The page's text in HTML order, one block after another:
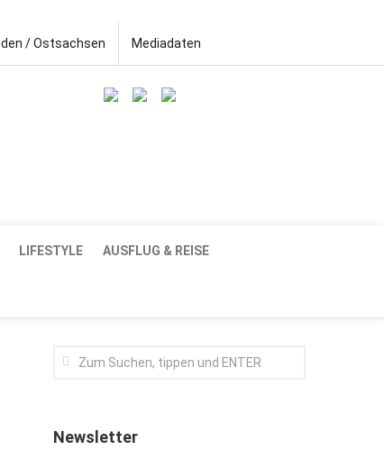
/ Ostsachsen Mediadaten
LIFESTYLE AUSFLUG & REISE
Newsletter